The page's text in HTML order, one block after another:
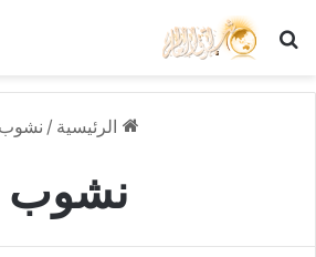
بحث عن
الرئيسية / نشوب
نشوب